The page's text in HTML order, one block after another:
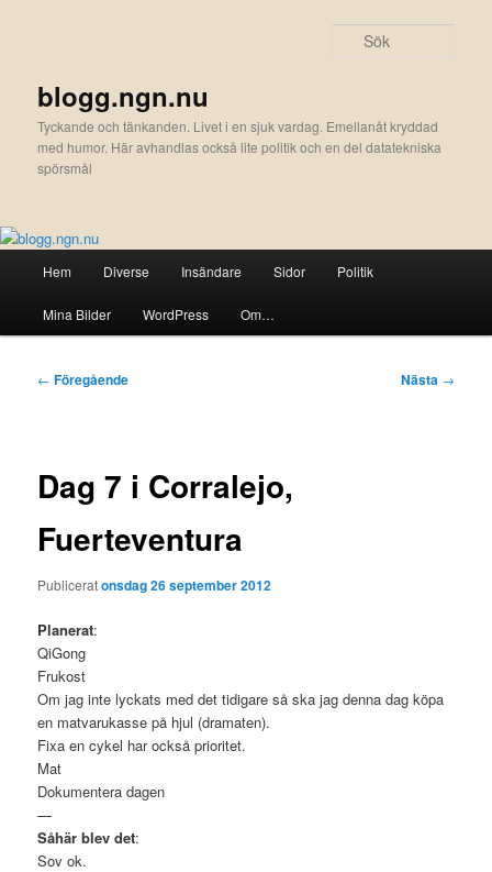
blogg.ngn.nu
Tyckande och tänkanden. Livet i en sjuk vardag. Emellanåt kryddad
med humor. Här avhandlas också lite politik och en del datatekniska
spörsmål
Hem Diverse Insändare Sidor Politik
Mina Bilder WordPress Om…
Inläggsnavigering
← Föregående Nästa →
Dag 7 i Corralejo,
Fuerteventura
Publiceratonsdag 26 september 2012
Planerat:
QiGong
Frukost
Om jag inte lyckats med det tidigare så ska jag denna dag köpa
en matvarukasse på hjul (dramaten).
Fixa en cykel har också prioritet.
Mat
Dokumentera dagen
—
Såhär blev det:
Sov ok.